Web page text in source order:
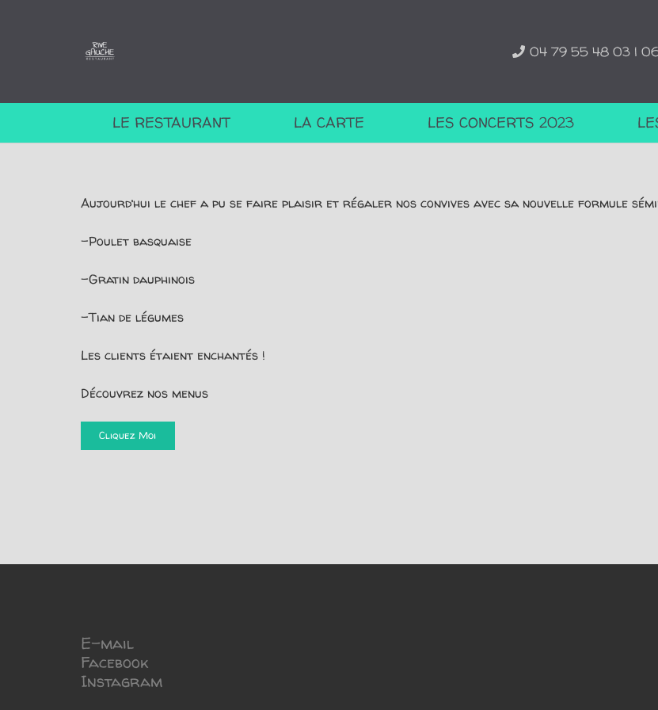
04 79 55 48 03 |
LE RESTAURANT LA CARTE LES CONCERTS 2023
Aujourd’hui le chef a pu se faire plaisir et régaler nos convives avec sa nouvelle formule
-Poulet basquaise
-Gratin dauphinois
-Tian de légumes
Les clients étaient enchantés !
Découvrez nos menus
Cliquez Moi
E-mail
Facebook
Instagram